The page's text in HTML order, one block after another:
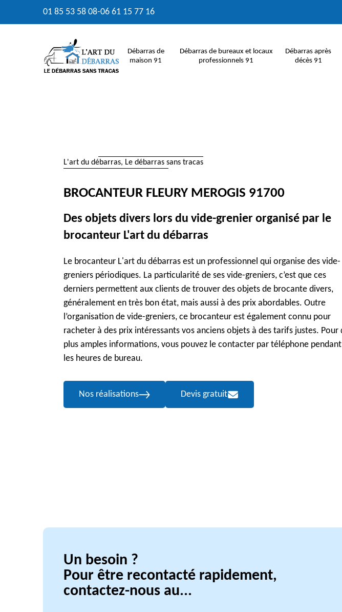
01 85 53 58 08-06 61 15 77 16
Débarras de
maison 91
Débarras de bureaux et locaux
professionnels 91
Débarras après
décès 91
L'art du débarras, Le débarras sans tracas
BROCANTEUR FLEURY MEROGIS 91700
Des objets divers lors du vide-grenier organisé par le
brocanteur L'art du débarras
Le brocanteur L'art du débarras est un professionnel qui organise des vide-
greniers périodiques. La particularité de ses vide-greniers, c’est que ces
derniers permettent aux clients de trouver des objets de brocante divers,
généralement en très bon état, mais aussi à des prix abordables. Outre
l’organisation de vide-greniers, ce brocanteur est également connu pour
racheter à des prix intéressants vos anciens objets à des tarifs justes. Pour
plus amples informations, vous pouvez le contacter par téléphone pendant
les heures de bureau.
Nos réalisations Devis gratuit
Un besoin ?
Pour être recontacté rapidement,
contactez-nous au...